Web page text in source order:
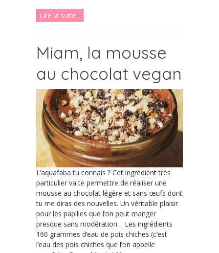
Lire la suite...
Miam, la mousse
au chocolat vegan
L’aquafaba tu connais ? Cet ingrédient très
particulier va te permettre de réaliser une
mousse au chocolat légère et sans œufs dont
tu me diras des nouvelles. Un véritable plaisir
pour les papilles que l’on peut manger
presque sans modération… Les ingrédients
160 grammes d’eau de pois chiches (c’est
l’eau des pois chiches que l’on appelle